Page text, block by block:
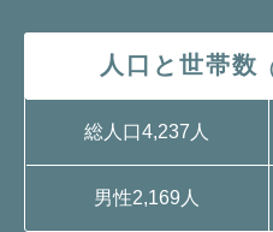
人口と世帯数
総人口4,237人
男性2,169人